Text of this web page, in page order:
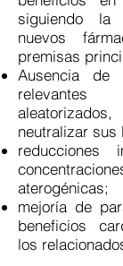
siguiendo
nuevos
premisas
Ausencia de
neutralizar sus
reducciones
aterogénicas;
mejoría de
beneficios
los